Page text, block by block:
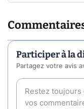
Participer à la
Partagez votre avis